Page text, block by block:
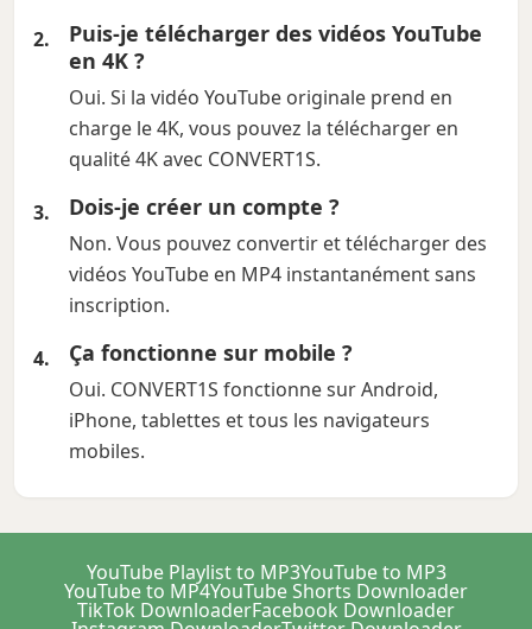
Puis-je télécharger des vidéos YouTube
en 4K ?
Oui. Si la vidéo YouTube originale prend en
charge le 4K, vous pouvez la télécharger en
qualité 4K avec CONVERT1S.
Dois-je créer un compte ?
Non. Vous pouvez convertir et télécharger des
vidéos YouTube en MP4 instantanément sans
inscription.
Ça fonctionne sur mobile ?
Oui. CONVERT1S fonctionne sur Android,
iPhone, tablettes et tous les navigateurs
mobiles.
YouTube Playlist to MP3YouTube to MP3
YouTube to MP4YouTube Shorts Downloader
TikTok DownloaderFacebook Downloader